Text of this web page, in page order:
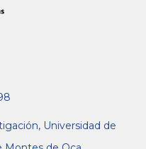
Universidad de